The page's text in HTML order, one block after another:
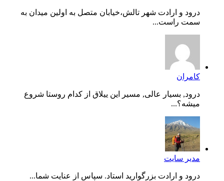
درود و ارادت شهر تالش،خیابان متصل به اولین میدان به
سمت راست...
کامران
درود, بسیار عالی, مسیر این ییلاق از کدام روستا شروع
میشه؟...
مدیر سایت
درود و ارادت بزرگوارید استاد. سپاس از عنایت شما...